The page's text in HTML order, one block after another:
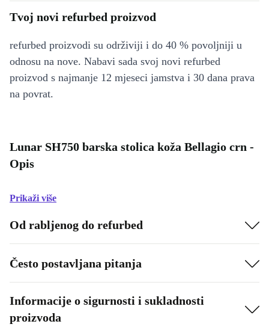
Tvoj novi refurbed proizvod
refurbed proizvodi su održiviji i do 40 % povoljniji u
odnosu na nove. Nabavi sada svoj novi refurbed
proizvod s najmanje 12 mjeseci jamstva i 30 dana prava
na povrat.
Lunar SH750 barska stolica koža Bellagio crn -
Opis
Prikaži više
Od rabljenog do refurbed
Često postavljana pitanja
Informacije o sigurnosti i sukladnosti
proizvoda